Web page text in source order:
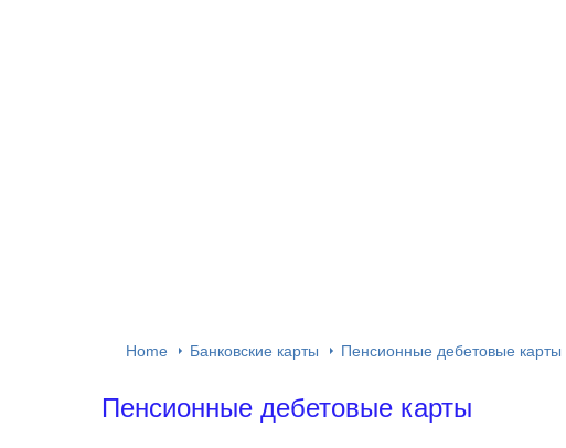
Home Банковские карты Пенсионные дебетовые карты
Пенсионные дебетовые карты